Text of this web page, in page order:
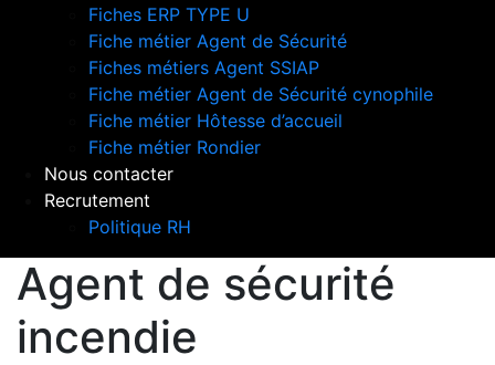
Fiches ERP TYPE U
Fiche métier Agent de Sécurité
Fiches métiers Agent SSIAP
Fiche métier Agent de Sécurité cynophile
Fiche métier Hôtesse d’accueil
Fiche métier Rondier
Nous contacter
Recrutement
Politique RH
Agent de sécurité
incendie